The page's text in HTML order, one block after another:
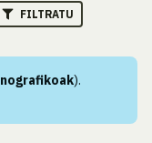
FILTRATU
).